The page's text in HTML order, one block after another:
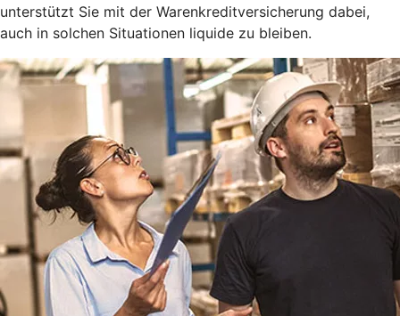
unterstützt Sie mit der Warenkreditversicherung dabei,
auch in solchen Situationen liquide zu bleiben.